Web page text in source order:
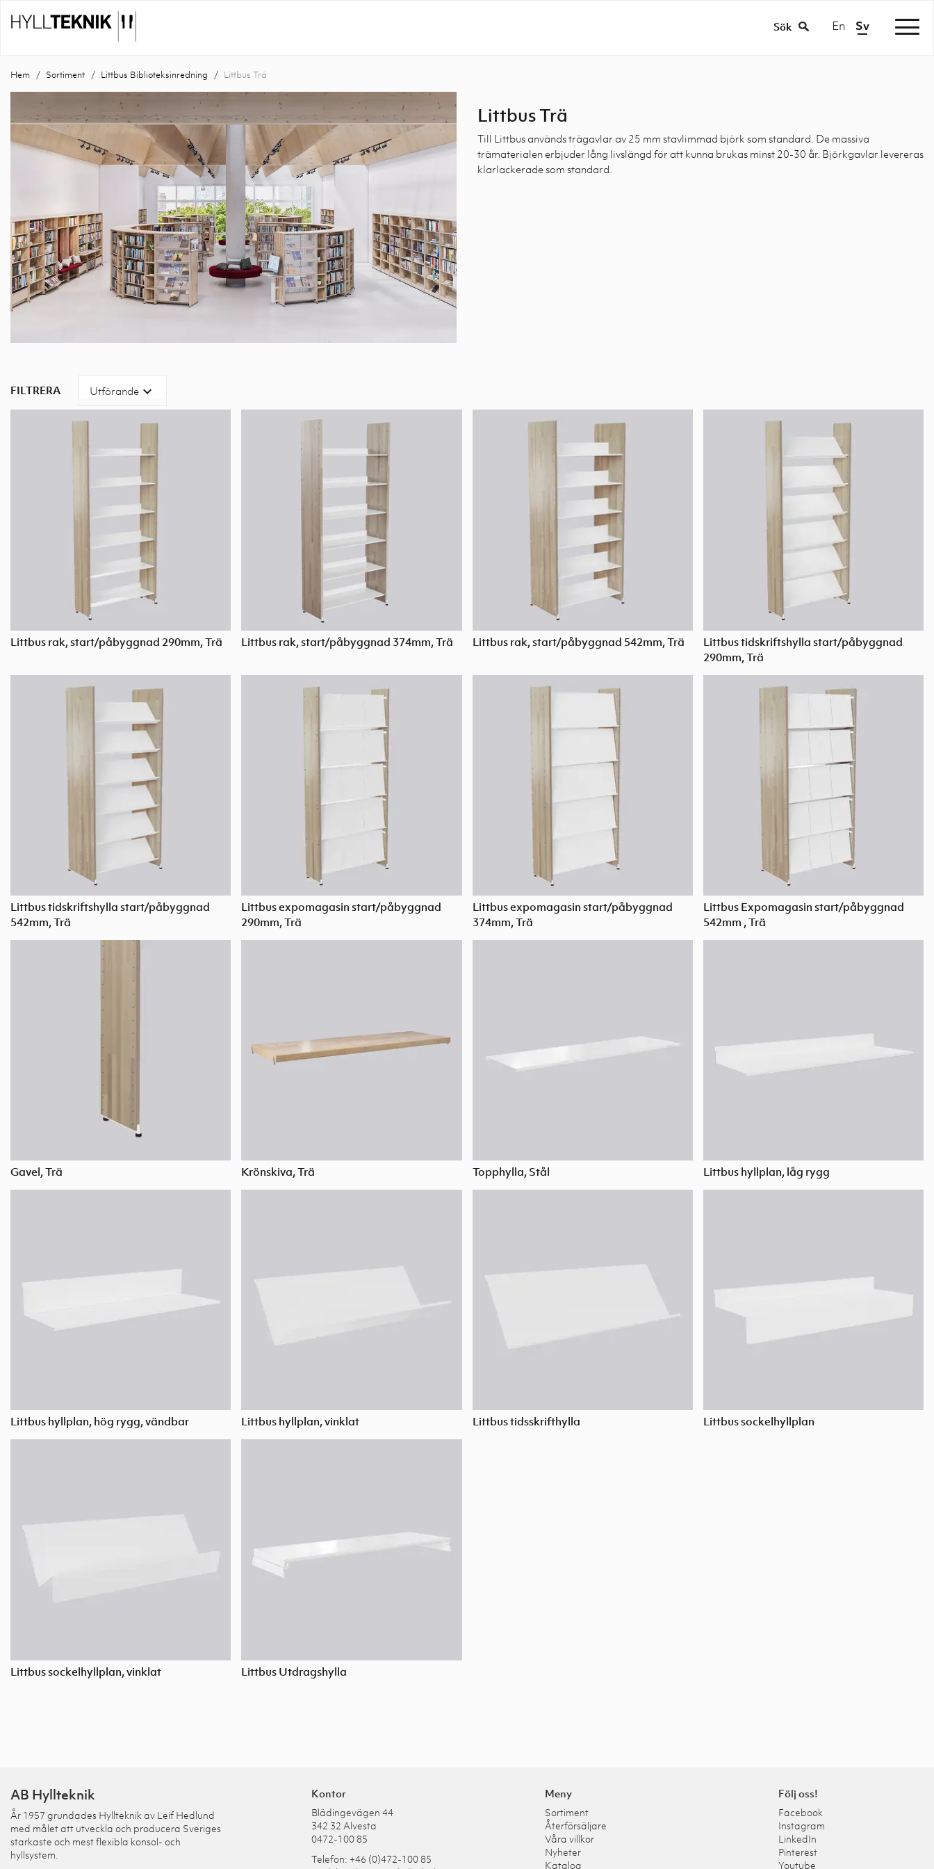
Sök En Sv
Hem Sortiment Littbus Biblioteksinredning Littbus Trä
Littbus Trä
Till Littbus används trägavlar av 25 mm stavlimmad björk som standard. De massiva
trämaterialen erbjuder lång livslängd för att kunna brukas minst 20-30 år. Björkgavlar levereras
klarlackerade som standard.
FILTRERA Utförande expand_more
Littbus rak, start/påbyggnad 290mm, Trä Littbus rak, start/påbyggnad 374mm, Trä Littbus rak, start/påbyggnad 542mm, Trä
Littbus tidskriftshylla start/påbyggnad
290mm, Trä
Littbus tidskriftshylla start/påbyggnad
542mm, Trä
Littbus expomagasin start/påbyggnad
290mm, Trä
Littbus expomagasin start/påbyggnad
374mm, Trä
Littbus Expomagasin start/påbyggnad
542mm , Trä
Gavel, Trä Krönskiva, Trä Topphylla, Stål Littbus hyllplan, låg rygg
Littbus hyllplan, hög rygg, vändbar Littbus hyllplan, vinklat Littbus tidsskrifthylla Littbus sockelhyllplan
Littbus sockelhyllplan, vinklat Littbus Utdragshylla
AB Hyllteknik
År 1957 grundades Hyllteknik av Leif Hedlund
med målet att utveckla och producera Sveriges
starkaste och mest flexibla konsol- och
hyllsystem.
Kontor
Blädingevägen 44
342 32 Alvesta
0472-100 85
Telefon: +46 (0)472-100 85
Meny
Sortiment
Återförsäljare
Våra villkor
Nyheter
Katalog
Följ oss!
Facebook
Instagram
LinkedIn
Pinterest
Youtube